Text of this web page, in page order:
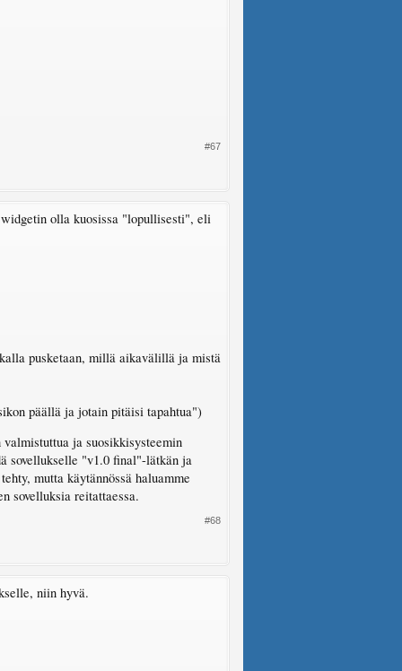
#67
olla kuosissa "lopullisesti", eli
pusketaan, millä aikavälillä ja mistä
päällä ja jotain pitäisi tapahtua")
ja suosikkisysteemin
sovellukselle "v1.0 final"-lätkän ja
mutta käytännössä haluamme
sovelluksia reitattaessa.
#68
niin hyvä.